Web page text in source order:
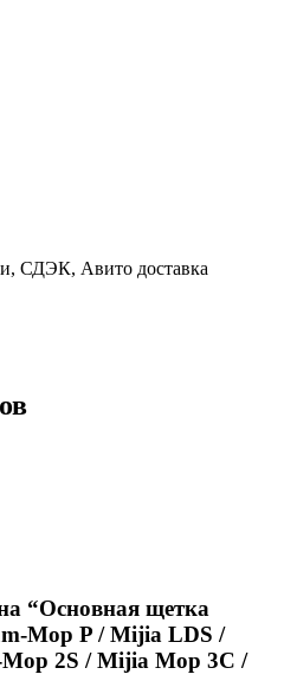
СДЭК, Авито доставка
“Основная щетка
Mop P / Mijia LDS /
2S / Mijia Mop 3C /